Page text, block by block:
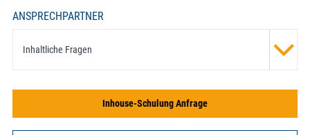
ANSPRECHPARTNER
Inhaltliche Fragen
Inhouse-Schulung Anfrage